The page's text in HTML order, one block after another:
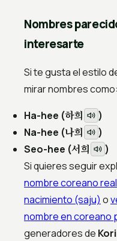
Nombres
interesarte
Si te gusta el estilo
mirar nombres como:
Ha-hee (하희
)
Na-hee (나희
)
Seo-hee (서희
)
Si quieres seguir
nombre coreano
nacimiento (saju) o
nombre en coreano
generadores de